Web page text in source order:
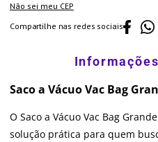
Não sei meu CEP
Compartilhe nas redes sociais
Saco a Vácuo Vac Bag
O Saco a Vácuo Vac Bag
solução prática para quem